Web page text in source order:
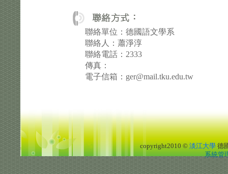
聯絡單位：德國語文學系
聯絡人：蕭淨淳
聯絡電話：2333
傳真：
電子信箱：ger@mail.tku.edu.tw
copyright2010 © 淡江大學 德
系統管